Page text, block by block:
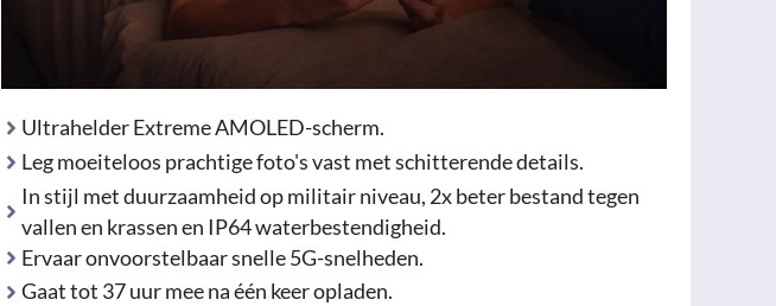
Ultrahelder Extreme AMOLED-scherm.
Leg moeiteloos prachtige foto's vast met schitterende details.
In stijl met duurzaamheid op militair niveau, 2x beter bestand tegen
vallen en krassen en IP64 waterbestendigheid.
Ervaar onvoorstelbaar snelle 5G-snelheden.
Gaat tot 37 uur mee na één keer opladen.